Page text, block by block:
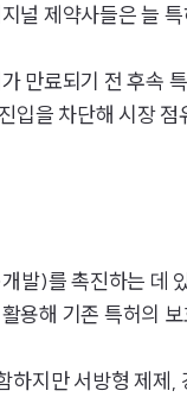
널 제약사들은 늘
만료되기 전 후속
입을 차단해 시장
발)를 촉진하는 데
용해 기존 특허의
지만 서방형 제제,